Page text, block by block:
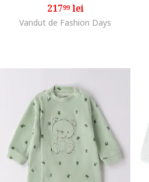
21799lei
Vandut de Fashion Days